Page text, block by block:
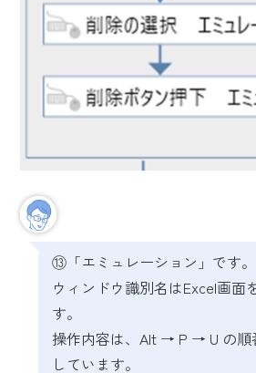
⑬「エミュレーション」です。
ウィンドウ識別名はExcel画面
す。
操作内容は、Alt → P → U の順
しています。